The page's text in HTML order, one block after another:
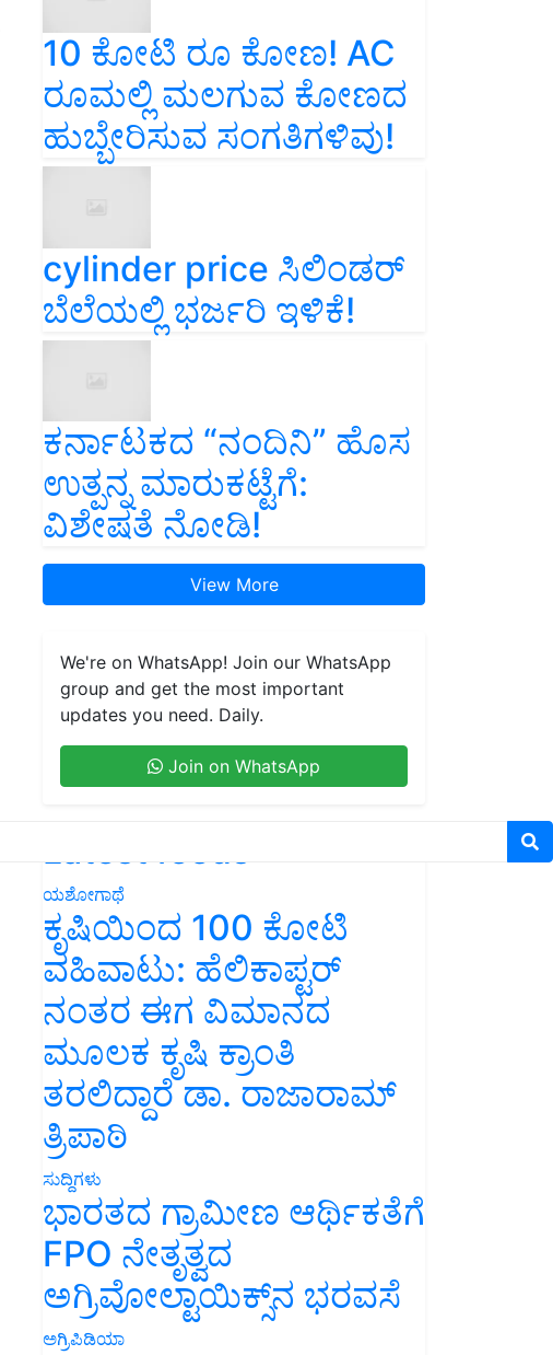
10 ಕೋಟಿ ರೂ ಕೋಣ! AC
ರೂಮಲ್ಲಿ ಮಲಗುವ ಕೋಣದ
ಹುಬ್ಬೇರಿಸುವ ಸಂಗತಿಗಳಿವು!
cylinder price ಸಿಲಿಂಡರ್‌
ಬೆಲೆಯಲ್ಲಿ ಭರ್ಜರಿ ಇಳಿಕೆ!
ಕರ್ನಾಟಕದ “ನಂದಿನಿ” ಹೊಸ
ಉತ್ಪನ್ನ ಮಾರುಕಟ್ಟೆಗೆ:
ವಿಶೇಷತೆ ನೋಡಿ!
View More
We're on WhatsApp! Join our WhatsApp
group and get the most important
updates you need. Daily.
Join on WhatsApp
Latest feeds
ಯಶೋಗಾಥೆ
ಕೃಷಿಯಿಂದ 100 ಕೋಟಿ
ವಹಿವಾಟು: ಹೆಲಿಕಾಪ್ಟರ್
ನಂತರ ಈಗ ವಿಮಾನದ
ಮೂಲಕ ಕೃಷಿ ಕ್ರಾಂತಿ
ತರಲಿದ್ದಾರೆ ಡಾ. ರಾಜಾರಾಮ್
ತ್ರಿಪಾಠಿ
ಸುದ್ದಿಗಳು
ಭಾರತದ ಗ್ರಾಮೀಣ ಆರ್ಥಿಕತೆಗೆ
FPO ನೇತೃತ್ವದ
ಅಗ್ರಿವೋಲ್ಟಾಯಿಕ್ಸ್‌ನ ಭರವಸೆ
ಅಗ್ರಿಪಿಡಿಯಾ